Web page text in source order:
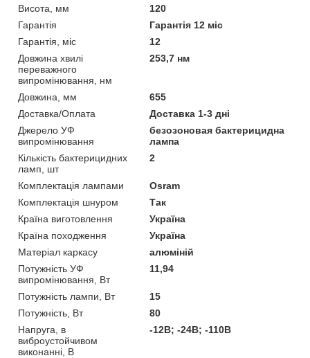
Висота, мм
120
Гарантія
Гарантія 12 міс
Гарантія, міс
12
Довжина хвилі
переважного
випромінювання, нм
253,7 нм
Довжина, мм
655
Доставка/Оплата
Доставка 1-3 дні
Джерело УФ
випромінювання
безозоновая бактерицидна
лампа
Кількість бактерицидних
ламп, шт
2
Комплектація лампами
Osram
Комплектація шнуром
Так
Країна виготовлення
Україна
Країна походження
Україна
Матеріал каркасу
алюміній
Потужність УФ
випромінювання, Вт
11,94
Потужність лампи, Вт
15
Потужність, Вт
80
Напруга, в
виброустойчивом
виконанні, В
-12В; -24В; -110В